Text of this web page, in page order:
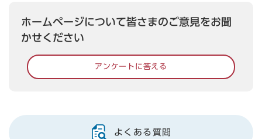
ホームページについて皆さまのご意見をお聞
かせください
アンケートに答える
よくある質問